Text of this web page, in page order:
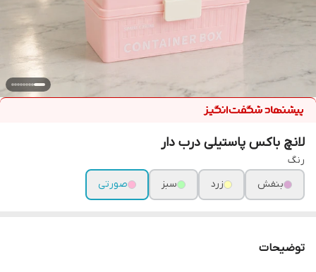
لانچ باکس پاستیلی درب دار
رنگ
بنفش
زرد سبز صورتی
توضیحات